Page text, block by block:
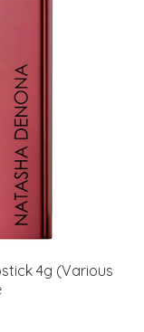
4g (Various